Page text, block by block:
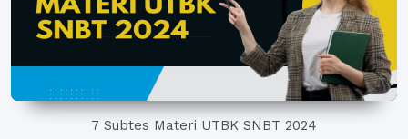
7 Subtes Materi UTBK SNBT 2024